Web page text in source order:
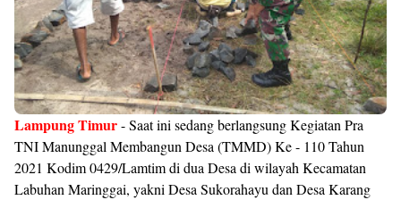
Lampung Timur- Saat ini sedang berlangsung Kegiatan Pra
TNI Manunggal Membangun Desa (TMMD) Ke - 110 Tahun
2021 Kodim 0429/Lamtim di dua Desa di wilayah Kecamatan
Labuhan Maringgai, yakni Desa Sukorahayu dan Desa Karang